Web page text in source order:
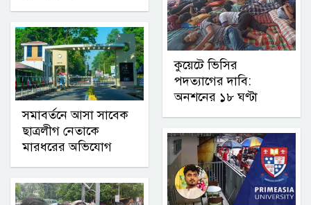
সমাবর্তনে আসা সাবেক
ছাত্রলীগ নেতাকে
মারধরের অভিযোগ
কুয়েটে ভিসির
পদত্যাগের দাবি:
অনশনের ১৮ ঘণ্টা